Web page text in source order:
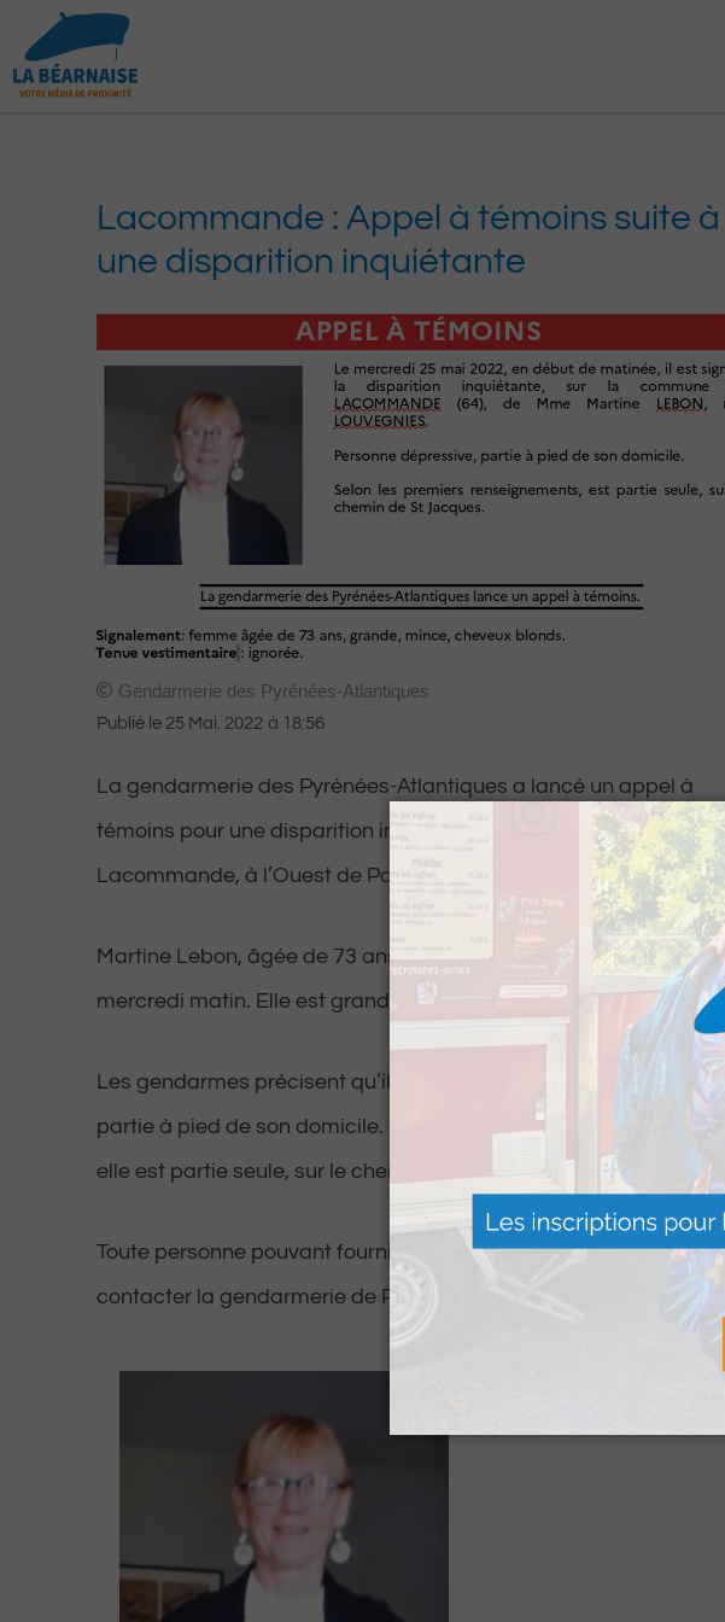
contenu
Lacommande : Appel à témoins suite à
une disparition inquiétante
Gendarmerie des Pyrénées-Atlantiques
Publié le 25 Mai. 2022 à 18:56
La gendarmerie des Pyrénées-Atlantiques a lancé un appel à
témoins pour une disparition inquiétante sur la commune de
Lacommande, à l’Ouest de Pau.
Martine Lebon, âgée de 73 ans, est portée disparue depuis ce
mercredi matin. Elle est grande, mince et a les cheveux blonds.
Les gendarmes précisent qu’il s’agit d’une personne dépressive,
partie à pied de son domicile. Selon les premiers renseignements,
elle est partie seule, sur le chemin de St Jacques.
Toute personne pouvant fournir des renseignements est priée de
contacter la gendarmerie de Pau au 05 59 82 20 64.